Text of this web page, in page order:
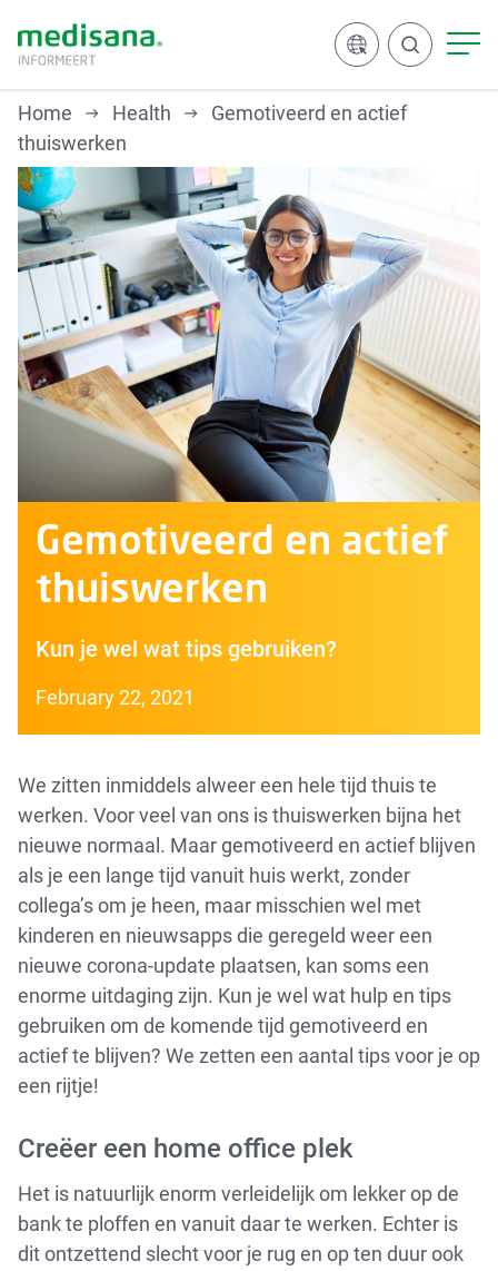
Zoeken
Home Health
Gemotiveerd en actief
thuiswerken
Gemotiveerd en actief
thuiswerken
Kun je wel wat tips gebruiken?
February 22, 2021
We zitten inmiddels alweer een hele tijd thuis te
werken. Voor veel van ons is thuiswerken bijna het
nieuwe normaal. Maar gemotiveerd en actief blijven
als je een lange tijd vanuit huis werkt, zonder
collega’s om je heen, maar misschien wel met
kinderen en nieuwsapps die geregeld weer een
nieuwe corona-update plaatsen, kan soms een
enorme uitdaging zijn. Kun je wel wat hulp en tips
gebruiken om de komende tijd gemotiveerd en
actief te blijven? We zetten een aantal tips voor je op
een rijtje!
Creëer een home office plek
Het is natuurlijk enorm verleidelijk om lekker op de
bank te ploffen en vanuit daar te werken. Echter is
dit ontzettend slecht voor je rug en op ten duur ook